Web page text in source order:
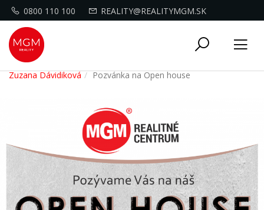
0800 110 100 REALITY@REALITYMGM.SK
Toggle
Zuzana Dávidiková Pozvánka na Open house